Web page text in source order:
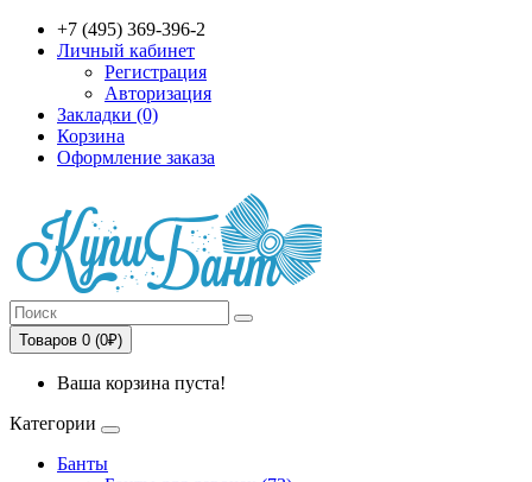
+7 (495) 369-396-2
Личный кабинет
Регистрация
Авторизация
Закладки (0)
Корзина
Оформление заказа
Товаров 0 (0₽)
Ваша корзина пуста!
Категории
Банты